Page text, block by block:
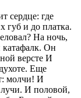
сердце: где
губ и до платка.
На ночь,
Он
версте И
Еще
молчи! И
И половой,